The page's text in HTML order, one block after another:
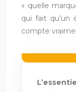
« quelle
qui fait qu’un
compte